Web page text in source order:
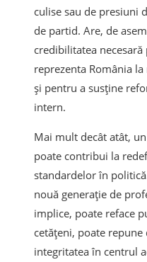
culise sau de presiuni
de partid. Are, de
credibilitatea necesară
reprezenta România
și pentru a susține
intern.
Mai mult decât atât,
poate contribui la
standardelor în
nouă generație de
implice, poate reface
cetățeni, poate repune
integritatea în centrul